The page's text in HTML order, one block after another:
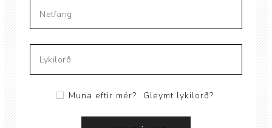
Muna eftir mér? Gleymt lykilorð?